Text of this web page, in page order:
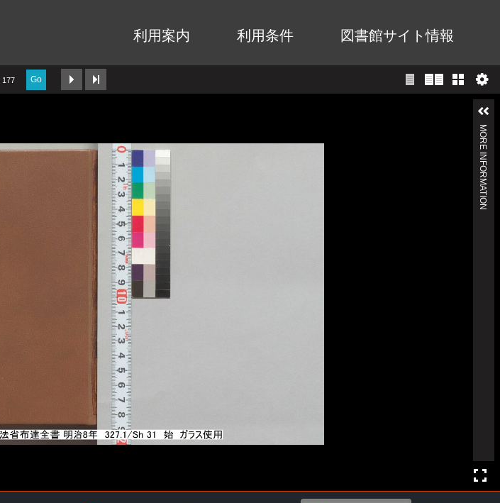
利用案内 利用条件 図書館サイト情報